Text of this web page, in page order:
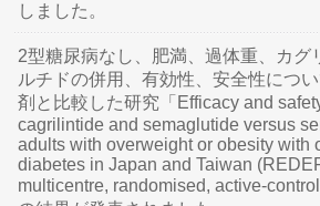
しました。
2型糖尿病なし、肥満、過体重、カグ
ルチドの併用、有効性、安全性につ
剤と比較した研究「Efficacy and
cagrilintide and semaglutide versus
adults with overweight or obesity with
diabetes in Japan and Taiwan
multicentre, randomised, active-